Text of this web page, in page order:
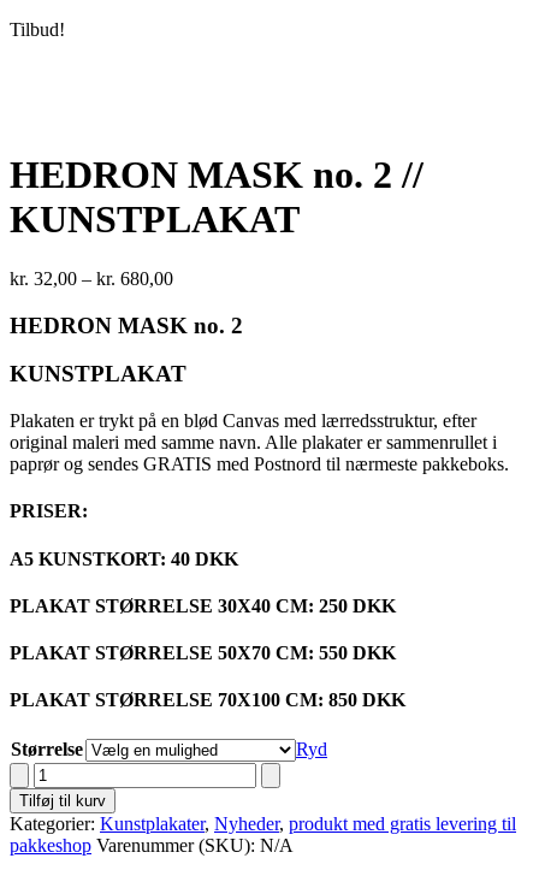
Tilbud!
HEDRON MASK no. 2 //
KUNSTPLAKAT
kr. 32,00 – kr. 680,00Prisinterval:
til
HEDRON MASK no. 2
KUNSTPLAKAT
Plakaten er trykt på en blød Canvas med lærredsstruktur, efter
original maleri med samme navn. Alle plakater er sammenrullet i
paprør og sendes GRATIS med Postnord til nærmeste pakkeboks.
PRISER:
A5 KUNSTKORT: 40 DKK
PLAKAT STØRRELSE 30X40 CM: 250 DKK
PLAKAT STØRRELSE 50X70 CM: 550 DKK
PLAKAT STØRRELSE 70X100 CM: 850 DKK
Størrelse
Ryd
HEDRON
MASK
no.
2
//
Tilføj til kurv
Kategorier: Kunstplakater, Nyheder, produkt med gratis levering til
pakkeshop Varenummer (SKU): N/A